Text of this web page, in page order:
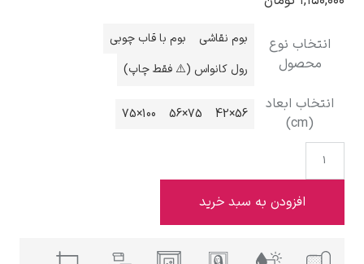
ادوارد مونک
کامی پیسارو
ادوارد هاپر
بوم نقاشی
بوم با قاب چوبی
رول کانواس (⚠️ فقط چاپ)
56×42
100×75
به سبد خرید